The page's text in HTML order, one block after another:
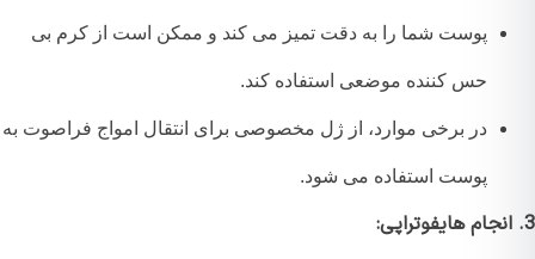
پوست شما را به دقت تمیز می کند و ممکن است از کرم بی
حس کننده موضعی استفاده کند.
در برخی موارد، از ژل مخصوصی برای انتقال امواج فراصوت به
پوست استفاده می شود.